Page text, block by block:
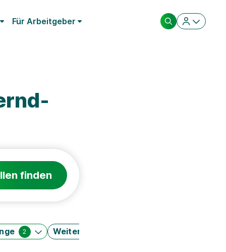
Für Arbeitgeber
finden
2 Weitere Filter